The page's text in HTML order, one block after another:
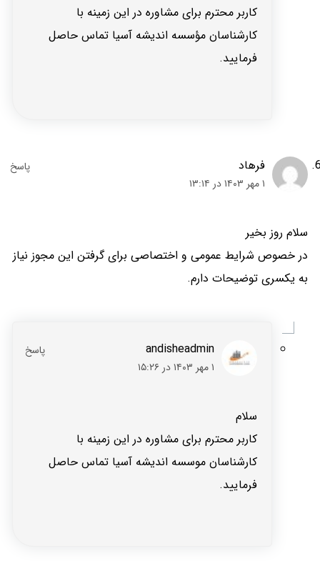
کاربر محترم برای مشاوره در این زمینه با
کارشناسان مؤسسه اندیشه آسیا تماس حاصل
فرمایید.
فرهاد
۱ مهر ۱۴۰۳ در ۱۳:۱۴
سلام روز بخیر
در خصوص شرایط عمومی و اختصاصی برای گرفتن این مجوز نیاز
به یکسری توضیحات دارم.
andisheadmin
۱ مهر ۱۴۰۳ در ۱۵:۲۶
سلام
کاربر محترم برای مشاوره در این زمینه با
کارشناسان موسسه اندیشه آسیا تماس حاصل
فرمایید.